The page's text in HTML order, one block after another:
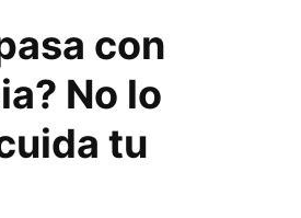
con
No lo
tu